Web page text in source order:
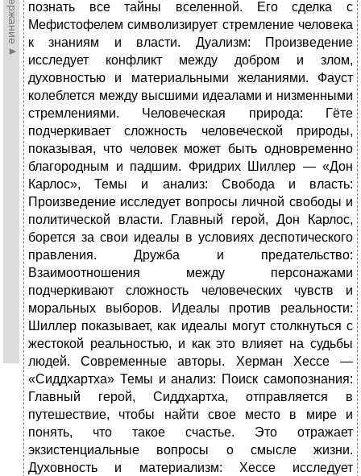
познать все тайны вселенной. Его сделка с
Мефистофелем символизирует стремление человека
к знаниям и власти. Дуализм: Произведение
исследует конфликт между добром и злом,
духовностью и материальными желаниями. Фауст
колеблется между высшими идеалами и низменными
стремлениями. Человеческая природа: Гёте
подчеркивает сложность человеческой природы,
показывая, что человек может быть одновременно
благородным и падшим. Фридрих Шиллер — «Дон
Карлос», Темы и анализ: Свобода и власть:
Произведение исследует вопросы личной свободы и
политической власти. Главный герой, Дон Карлос,
борется за свои идеалы в условиях деспотического
правления. Дружба и предательство:
Взаимоотношения между персонажами
подчеркивают сложность человеческих чувств и
моральных выборов. Идеалы против реальности:
Шиллер показывает, как идеалы могут столкнуться с
жестокой реальностью, и как это влияет на судьбы
людей. Современные авторы. Херман Хессе —
«Сиддхартха» Темы и анализ: Поиск самопознания:
Главный герой, Сиддхартха, отправляется в
путешествие, чтобы найти свое место в мире и
понять, что такое счастье. Это отражает
экзистенциальные вопросы о смысле жизни.
Духовность и материализм: Хессе исследует